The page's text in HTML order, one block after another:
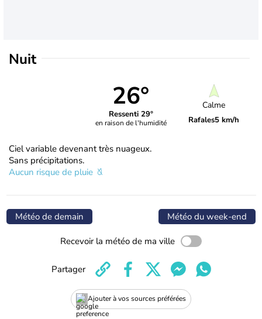
Nuit
26°
Ressenti 29°
en raison de l'humidité
Calme
Rafales5 km/h
Ciel variable devenant très nuageux.
Sans précipitations.
Aucun risque de pluie
Météo de demain Météo du week-end
Recevoir la météo de ma ville
Ajouter à vos sources préférées
Partager